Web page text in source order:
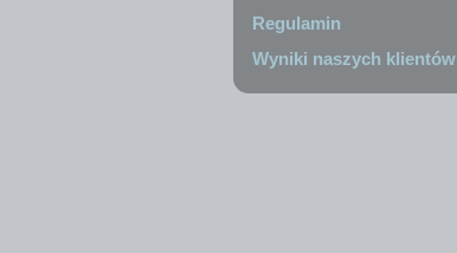
Regulamin
Wyniki naszych klientów